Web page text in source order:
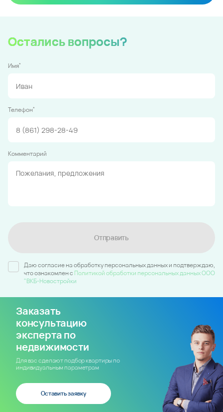
Остались вопросы?
Имя*
Телефон*
Комментарий
Отправить
Даю согласие на обработку персональных данных и подтверждаю,
что ознакомлен c Политикой обработки персональных данных ООО
"ВКБ-Новостройки
Заказать
консультацию
эксперта по
недвижимости
Для вас сделают подбор квартиры по
индивидуальным параметрам
Оставить заявку